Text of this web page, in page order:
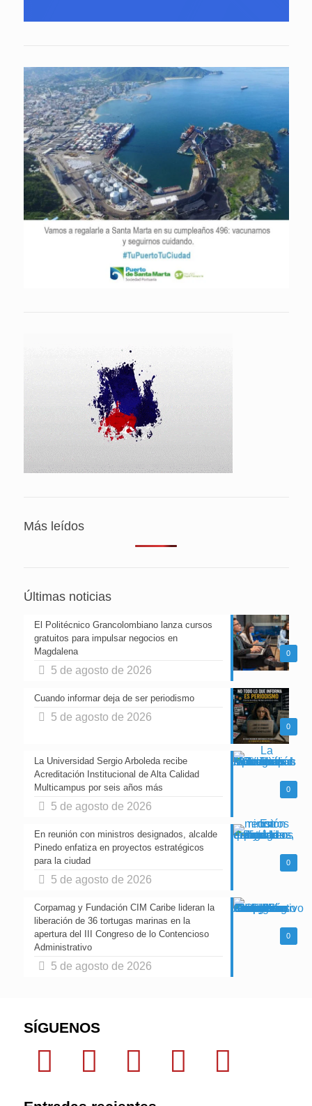
Más leídos
Últimas noticias
0
El Politécnico Grancolombiano lanza cursos
gratuitos para impulsar negocios en
Magdalena
5 de agosto de 2026
0
Cuando informar deja de ser periodismo
5 de agosto de 2026
0
La Universidad Sergio Arboleda recibe
Acreditación Institucional de Alta Calidad
Multicampus por seis años más
5 de agosto de 2026
0
En reunión con ministros designados, alcalde
Pinedo enfatiza en proyectos estratégicos
para la ciudad
5 de agosto de 2026
0
Corpamag y Fundación CIM Caribe lideran la
liberación de 36 tortugas marinas en la
apertura del III Congreso de lo Contencioso
Administrativo
5 de agosto de 2026
SÍGUENOS